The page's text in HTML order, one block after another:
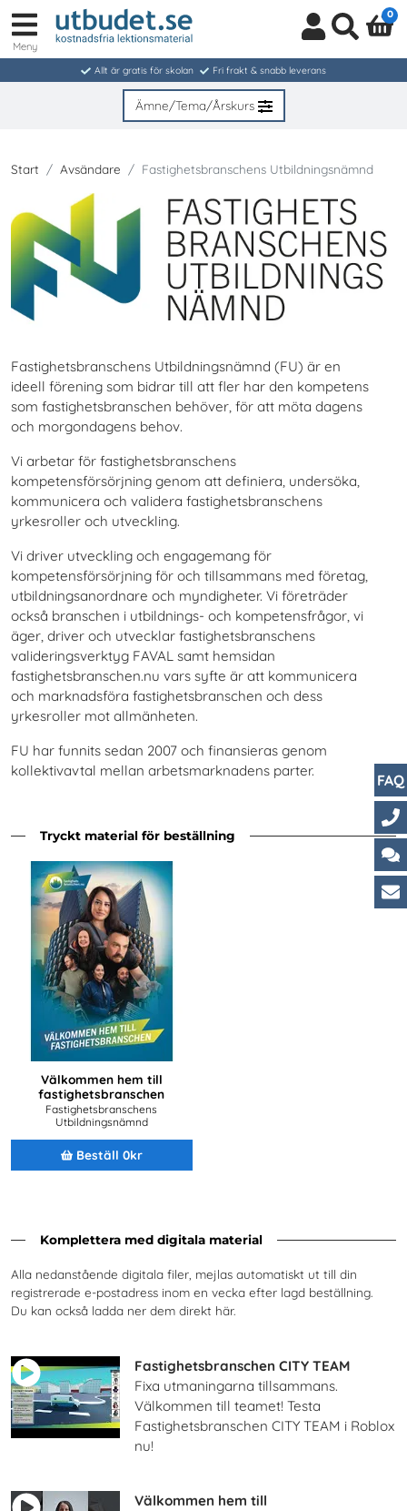
in
/
Meny
0
Allt är gratis för skolan Fri frakt & snabb leverans
Ämne/Tema/Årskurs
Start Avsändare Fastighetsbranschens Utbildningsnämnd
Fastighetsbranschens Utbildningsnämnd (FU) är en
ideell förening som bidrar till att fler har den kompetens
som fastighetsbranschen behöver, för att möta dagens
och morgondagens behov.
Vi arbetar för fastighetsbranschens
kompetensförsörjning genom att definiera, undersöka,
kommunicera och validera fastighetsbranschens
yrkesroller och utveckling.
Vi driver utveckling och engagemang för
kompetensförsörjning för och tillsammans med företag,
utbildningsanordnare och myndigheter. Vi företräder
också branschen i utbildnings- och kompetensfrågor, vi
äger, driver och utvecklar fastighetsbranschens
valideringsverktyg FAVAL samt hemsidan
fastighetsbranschen.nu vars syfte är att kommunicera
och marknadsföra fastighetsbranschen och dess
yrkesroller mot allmänheten.
FU har funnits sedan 2007 och finansieras genom
kollektivavtal mellan arbetsmarknadens parter.
Tryckt material för beställning
Välkommen hem till
fastighetsbranschen
Fastighetsbranschens
Utbildningsnämnd
Beställ 0kr
Komplettera med digitala material
Alla nedanstående digitala filer, mejlas automatiskt ut till din
registrerade e-postadress inom en vecka efter lagd beställning.
Du kan också ladda ner dem direkt här.
Fastighetsbranschen CITY TEAM
Fixa utmaningarna tillsammans.
Välkommen till teamet! Testa
Fastighetsbranschen CITY TEAM i Roblox
nu!
Välkommen hem till
FAQ